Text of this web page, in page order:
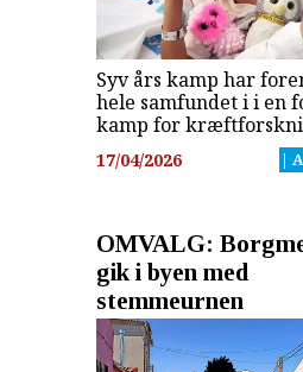
Syv års kamp har
hele samfundet i i en
kamp for
17/04/2026 |
OMVALG:
gik i byen med
stemmeurnen